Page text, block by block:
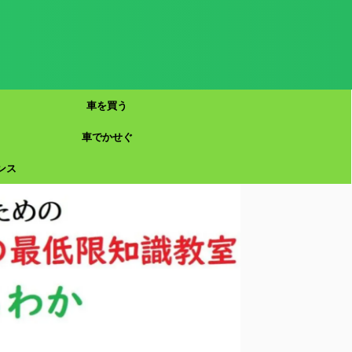
車を買う
車でかせぐ
ス